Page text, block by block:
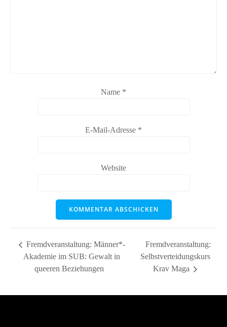
Name *
E-Mail-Adresse *
Website
Fremdveranstaltung: Männer*-
Akademie im SUB: Gewalt in
queeren Beziehungen
Fremdveranstaltung:
Selbstverteidungskurs
Krav Maga